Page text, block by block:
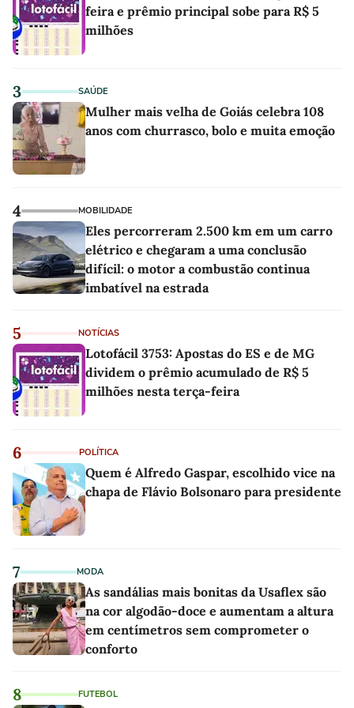
feira e prêmio principal sobe para R$ 5
milhões
3 SAÚDE
Mulher mais velha de Goiás celebra 108
anos com churrasco, bolo e muita emoção
4 MOBILIDADE
Eles percorreram 2.500 km em um carro
elétrico e chegaram a uma conclusão
difícil: o motor a combustão continua
imbatível na estrada
5 NOTÍCIAS
Lotofácil 3753: Apostas do ES e de MG
dividem o prêmio acumulado de R$ 5
milhões nesta terça-feira
6 POLÍTICA
Quem é Alfredo Gaspar, escolhido vice na
chapa de Flávio Bolsonaro para presidente
7 MODA
As sandálias mais bonitas da Usaflex são
na cor algodão-doce e aumentam a altura
em centímetros sem comprometer o
conforto
8 FUTEBOL